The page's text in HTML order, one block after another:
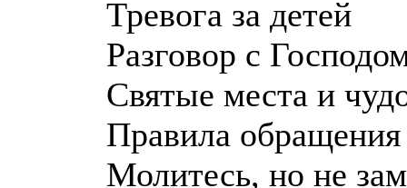
Тревога за детей
Разговор с
Святые места и
Правила
Молитесь, но не